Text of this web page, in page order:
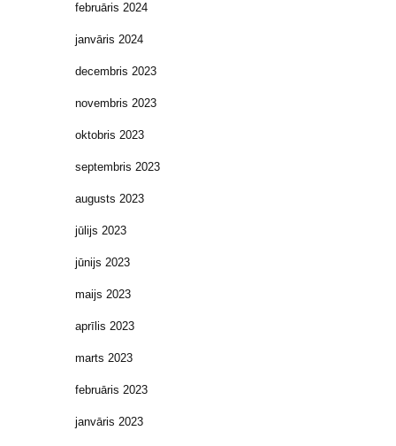
februāris 2024
janvāris 2024
decembris 2023
novembris 2023
oktobris 2023
septembris 2023
augusts 2023
jūlijs 2023
jūnijs 2023
maijs 2023
aprīlis 2023
marts 2023
februāris 2023
janvāris 2023